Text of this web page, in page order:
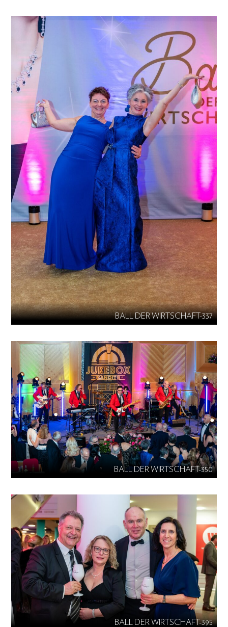
BALL DER WIRTSCHAFT-337
BALL DER WIRTSCHAFT-350
BALL DER WIRTSCHAFT-395